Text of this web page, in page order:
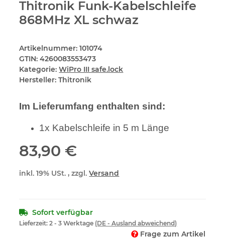
Thitronik Funk-Kabelschleife
868MHz XL schwaz
Artikelnummer:101074
GTIN: 4260083553473
Kategorie:WiPro III safe.lock
Hersteller: Thitronik
Im Lieferumfang enthalten sind:
1x Kabelschleife in 5 m Länge
83,90 €
inkl. 19% USt. , zzgl.Versand
Sofort verfügbar
Lieferzeit:2 - 3 Werktage (DE - Ausland abweichend)
Frage zum Artikel